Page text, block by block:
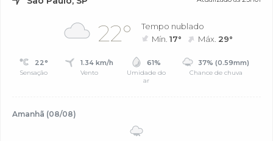
22°
Tempo nublado
Mín.17° Máx. 29°
22°
Sensação
1.34 km/h
Vento
61%
Umidade do
ar
37% (0.59mm)
Chance de chuva
Amanhã (08/08)